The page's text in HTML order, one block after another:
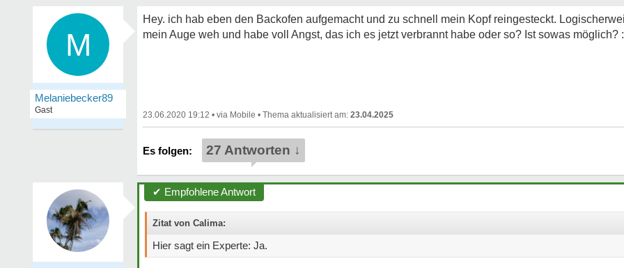
M
Melaniebecker89
Gast
Hey. ich hab eben den Backofen aufgemacht und zu schnell mein Kopf reingesteckt.
mein Auge weh und habe voll Angst, das ich es jetzt verbrannt habe oder so? Ist sowas möglich?
23.06.2020 19:12 • • 23.04.2025
27 Antworten ↓
✔ Empfohlene Antwort
Zitat von Calima:
Hier sagt ein Experte: Ja.